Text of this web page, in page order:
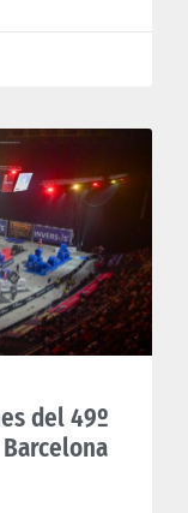
del 49º